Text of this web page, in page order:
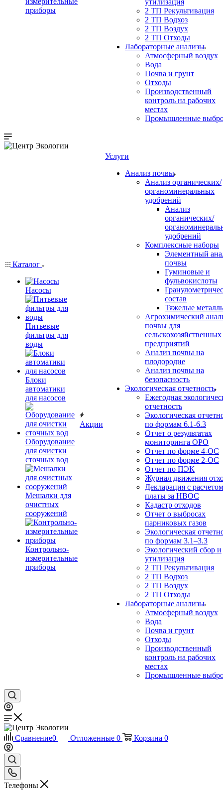
приборы
2 ТП Рекультивация
2 ТП Водхоз
2 ТП Воздух
2 ТП Отходы
Лабораторные анализы
Атмосферный воздух
Вода
Почва и грунт
Отходы
Производственный
контроль на рабочих
местах
Промышленные
Каталог
Насосы
Питьевые
фильтры для
воды
Блоки
автоматики
для насосов
Оборудование
для очистки
сточных вод
Мешалки для
очистных
сооружений
Контрольно-
измерительные
приборы
Акции
Услуги
Анализ почвы
Анализ органических/
органоминеральных
удобрений
Анализ
органических/
удобрений
Комплексные наборы
Элементный
почвы
Гуминовые и
фульвокислоты
состав
Тяжелые
Агрохимический
почвы для
сельскохозяйственных
предприятий
Анализ почвы на
плодородие
Анализ почвы на
безопасность
Экологическая отчетность
Ежегодная
отчетность
Экологическая
по формам 6.1-6.3
Отчет о результатах
мониторинга ОРО
Отчет по форме 4-ОС
Отчет по форме 2-ОС
Отчет по ПЭК
Журнал движения
Декларация с расчетом
платы за НВОС
Кадастр отходов
Отчет о выбросах
парниковых газов
Экологическая
по формам 3.1–3.3
Экологический сбор и
утилизация
2 ТП Рекультивация
2 ТП Водхоз
2 ТП Воздух
2 ТП Отходы
Лабораторные анализы
Атмосферный воздух
Вода
Почва и грунт
Отходы
Производственный
контроль на рабочих
местах
Промышленные
Сравнение0 Отложенные 0 Корзина 0
Телефоны